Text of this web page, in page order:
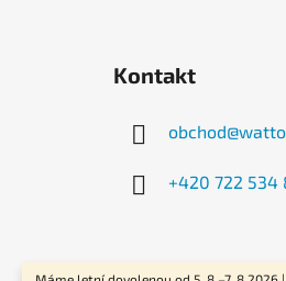
Kontakt
obchod@
+420 722 534